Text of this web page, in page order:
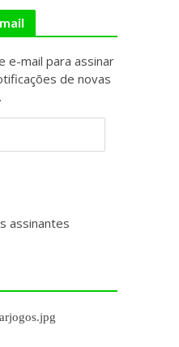
e-mail para assinar
de novas
assinantes